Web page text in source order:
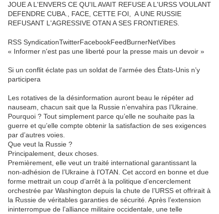
JOUE A L'ENVERS CE QU'IL AVAIT REFUSE A L'URSS VOULANT
DEFENDRE CUBA., FACE, CETTE FOI, A UNE RUSSIE
REFUSANT L'AGRESSIVE OTAN A SES FRONTIERES.
RSS SyndicationTwitterFacebookFeedBurnerNetVibes
« Informer n'est pas une liberté pour la presse mais un devoir »
Si un conflit éclate pas un soldat de l’armée des États-Unis n’y
participera
Les rotatives de la désinformation auront beau le répéter ad
nauseam, chacun sait que la Russie n’envahira pas l’Ukraine.
Pourquoi ? Tout simplement parce qu’elle ne souhaite pas la
guerre et qu’elle compte obtenir la satisfaction de ses exigences
par d’autres voies.
Que veut la Russie ?
Principalement, deux choses.
Premièrement, elle veut un traité international garantissant la
non-adhésion de l’Ukraine à l’OTAN. Cet accord en bonne et due
forme mettrait un coup d’arrêt à la politique d’encerclement
orchestrée par Washington depuis la chute de l’URSS et offrirait à
la Russie de véritables garanties de sécurité. Après l’extension
ininterrompue de l’alliance militaire occidentale, une telle